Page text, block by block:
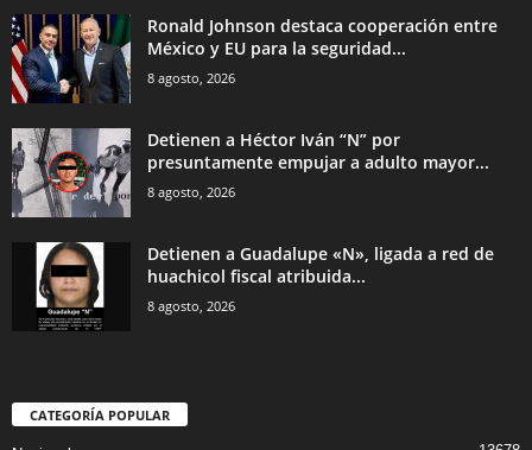
Ronald Johnson destaca cooperación entre
México y EU para la seguridad...
8 agosto, 2026
Detienen a Héctor Iván “N” por
presuntamente empujar a adulto mayor...
8 agosto, 2026
Detienen a Guadalupe «N», ligada a red de
huachicol fiscal atribuida...
8 agosto, 2026
CATEGORÍA POPULAR